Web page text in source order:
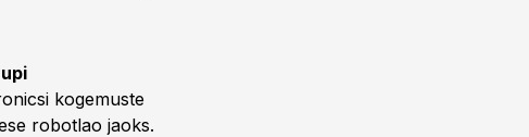
kogemuste
robotlao jaoks.